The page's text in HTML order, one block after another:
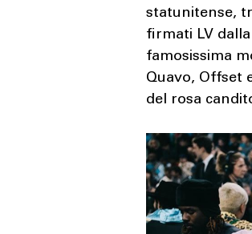
statunitense,
firmati LV
famosissima
Quavo, Offset
del rosa